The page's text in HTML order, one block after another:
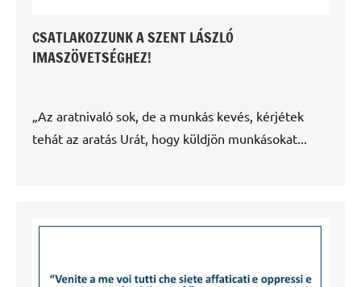
CSATLAKOZZUNK A SZENT LÁSZLÓ
IMASZÖVETSÉGHEZ!
„Az aratnivaló sok, de a munkás kevés, kérjétek
tehát az aratás Urát, hogy küldjön munkásokat...